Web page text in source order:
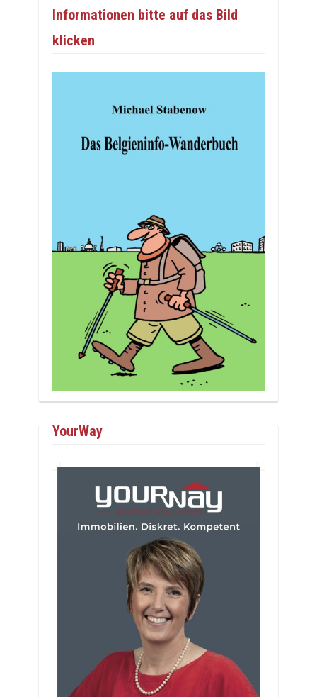
Informationen bitte auf das Bild
klicken
YourWay